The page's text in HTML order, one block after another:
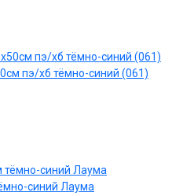
пэ/хб тёмно-синий (061)
синий Лаума